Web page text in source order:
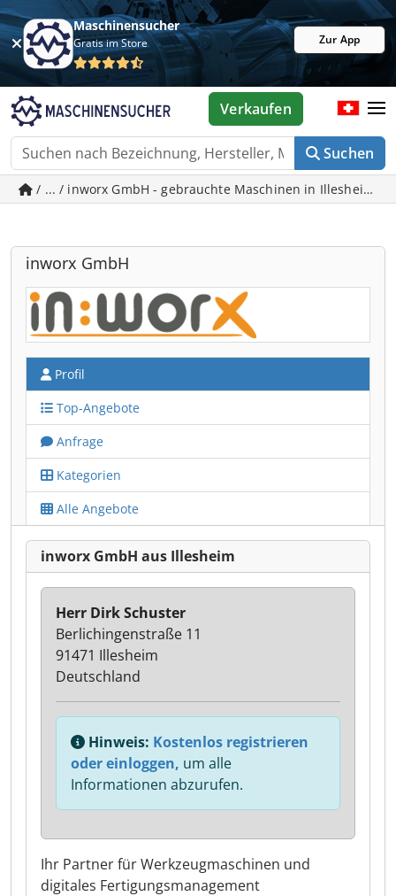
Maschinensucher
Gratis im Store Zur App
Suchen
Verkaufen
/ ... / inworx GmbH - gebrauchte Maschinen in Illesheim
inworx GmbH
Profil
Top-Angebote
Anfrage
Kategorien
Alle Angebote
inworx GmbH aus Illesheim
Ihr Partner für Werkzeugmaschinen und
digitales Fertigungsmanagement
Herr Dirk Schuster
Berlichingenstraße 11
91471 Illesheim
Deutschland
Hinweis: Kostenlos registrieren
oder einloggen, um alle
Informationen abzurufen.